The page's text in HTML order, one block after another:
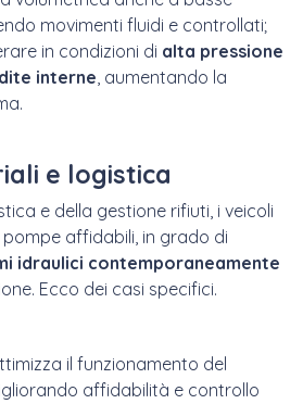
movimenti fluidi e controllati;
in condizioni di alta pressione
interne, aumentando la
e logistica
e della gestione rifiuti, i veicoli
affidabili, in grado di
idraulici contemporaneamente
Ecco dei casi specifici.
il funzionamento del
affidabilità e controllo